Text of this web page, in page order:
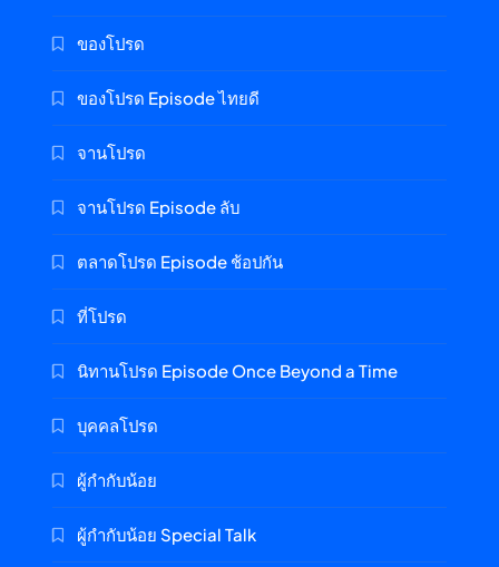
ของโปรด
ของโปรด Episode ไทยดี
จานโปรด
จานโปรด Episode ลับ
ตลาดโปรด Episode ช้อปกัน
ที่โปรด
นิทานโปรด Episode Once Beyond a Time
บุคคลโปรด
ผู้กำกับน้อย
ผู้กำกับน้อย Special Talk